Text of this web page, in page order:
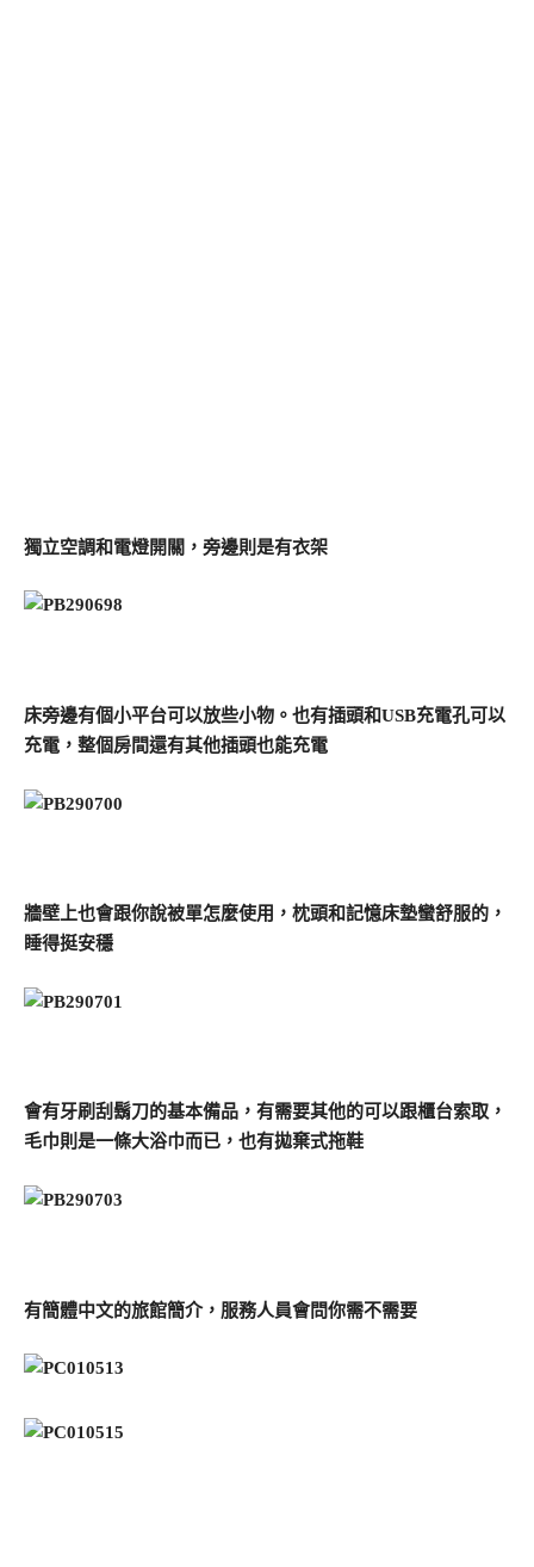
獨立空調和電燈開關，旁邊則是有衣架
床旁邊有個小平台可以放些小物。也有插頭和USB充電孔可以
充電，整個房間還有其他插頭也能充電
牆壁上也會跟你說被單怎麼使用，枕頭和記憶床墊蠻舒服的，
睡得挺安穩
會有牙刷刮鬍刀的基本備品，有需要其他的可以跟櫃台索取，
毛巾則是一條大浴巾而已，也有拋棄式拖鞋
有簡體中文的旅館簡介，服務人員會問你需不需要